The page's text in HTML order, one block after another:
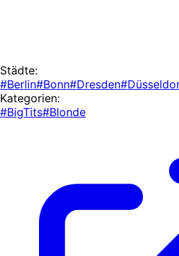
Städte:
#Berlin#Bonn#Dresden
Kategorien:
#BigTits#Blonde